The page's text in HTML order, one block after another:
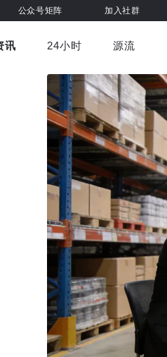
公众号矩阵 加入社群
讯
车与出行
健康
24小时 源流
虎嗅视